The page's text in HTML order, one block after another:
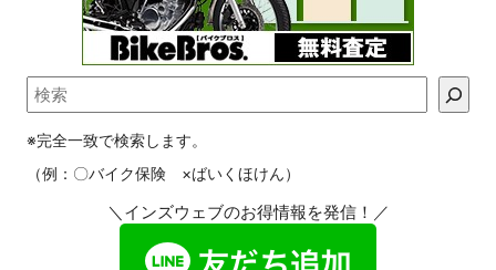
※完全一致で検索します。
（例：〇バイク保険 ×ばいくほけん）
＼インズウェブのお得情報を発信！／